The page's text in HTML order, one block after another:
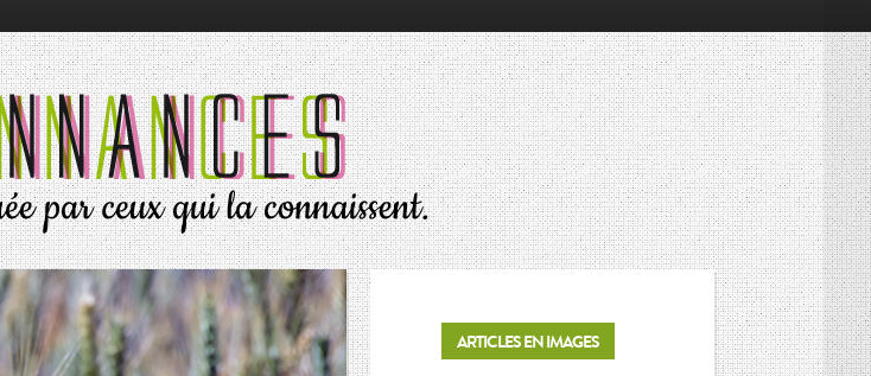
RÉSONNANCES
ALIMENTATION
ÉCONOMIE
ENVIRONNEMENT
PORTRAITS
SOCIÉTÉ
ARTICLES EN IMAGES